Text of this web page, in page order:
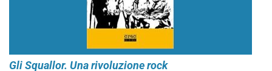
Gli Squallor. Una rivoluzione rock